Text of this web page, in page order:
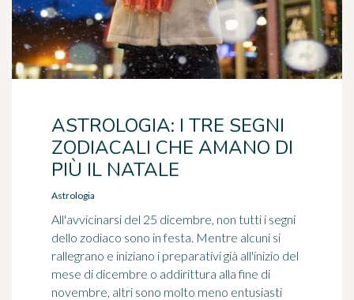
ASTROLOGIA: I TRE SEGNI
ZODIACALI CHE AMANO DI
PIÙ IL NATALE
Astrologia
All'avvicinarsi del 25 dicembre, non tutti i segni
dello zodiaco sono in festa. Mentre alcuni si
rallegrano e iniziano i preparativi già all'inizio del
mese di dicembre o addirittura alla fine di
novembre, altri sono molto meno entusiasti